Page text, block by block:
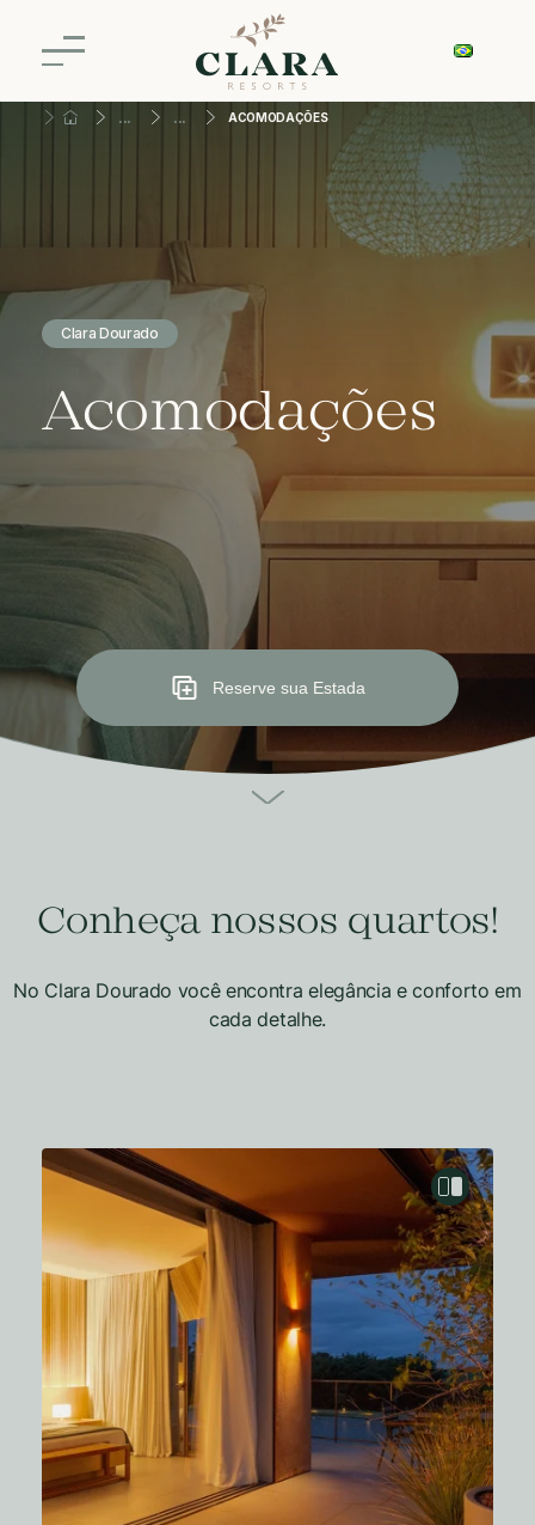
ACOMODAÇÕES
Clara Dourado
Acomodações
Reserve sua Estada
Conheça nossos quartos!
No Clara Dourado você encontra elegância e conforto em
cada detalhe.